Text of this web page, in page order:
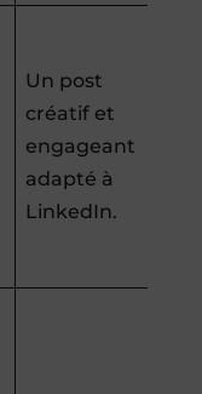
Un post
créatif et
engageant
adapté à
LinkedIn.